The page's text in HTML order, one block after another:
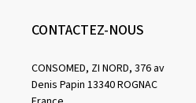
CONTACTEZ-NOUS
CONSOMED, ZI NORD, 376 av
Denis Papin 13340 ROGNAC